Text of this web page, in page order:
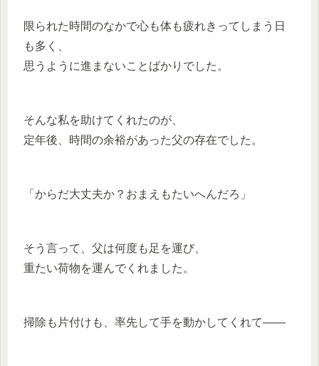
限られた時間のなかで心も体も疲れきってしまう日
も多く、
思うように進まないことばかりでした。
そんな私を助けてくれたのが、
定年後、時間の余裕があった父の存在でした。
「からだ大丈夫か？おまえもたいへんだろ」
そう言って、父は何度も足を運び、
重たい荷物を運んでくれました。
掃除も片付けも、率先して手を動かしてくれて――